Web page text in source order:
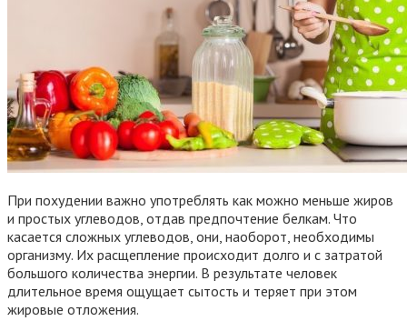
При похудении важно употреблять как можно меньше жиров
и простых углеводов, отдав предпочтение белкам. Что
касается сложных углеводов, они, наоборот, необходимы
организму. Их расщепление происходит долго и с затратой
большого количества энергии. В результате человек
длительное время ощущает сытость и теряет при этом
жировые отложения.